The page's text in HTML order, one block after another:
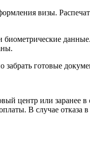
визы.
готовые
центр или
В случае отказа в